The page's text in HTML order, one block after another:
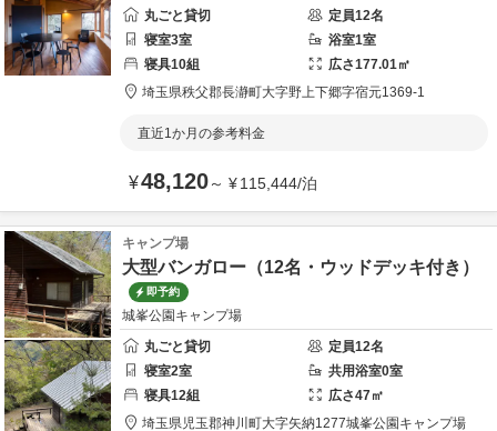
丸ごと貸切 定員12名
寝室3室 浴室1室
寝具10組 広さ177.01㎡
埼玉県秩父郡長瀞町大字野上下郷字宿元1369-1
直近1か月の参考料金
¥48,120～ ¥115,444/泊
キャンプ場
大型バンガロー（12名・ウッドデッキ付き）
即予約
城峯公園キャンプ場
丸ごと貸切
定員12名
寝室2室 共用浴室0室
寝具12組 広さ47㎡
埼玉県児玉郡神川町大字矢納1277城峯公園キャンプ場